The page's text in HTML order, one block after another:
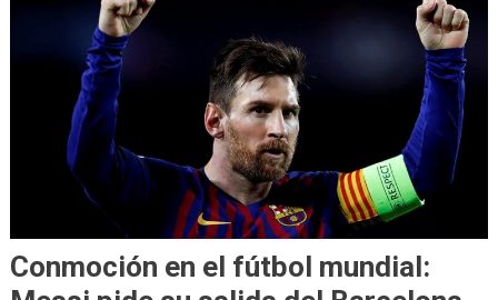
Conmoción en el fútbol mundial: